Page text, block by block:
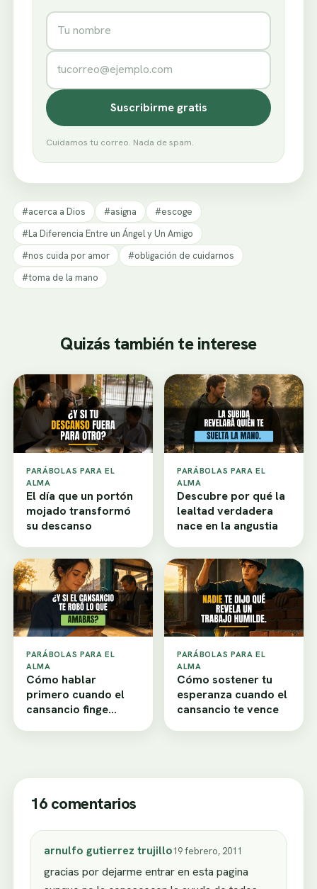
Nombre
Correo electrónico
Suscribirme gratis
Cuidamos tu correo. Nada de spam.
#acerca a Dios #asigna
#escoge
#La Diferencia Entre un Ángel y Un Amigo
#nos cuida por amor
#obligación de cuidarnos
#toma de la mano
Quizás también te interese
PARÁBOLAS PARA EL
ALMA
El día que un portón
mojado transformó
su descanso
PARÁBOLAS PARA EL
ALMA
Descubre por qué la
lealtad verdadera
nace en la angustia
PARÁBOLAS PARA EL
ALMA
Cómo hablar
primero cuando el
cansancio finge
PARÁBOLAS PARA EL
ALMA
Cómo sostener tu
esperanza cuando el
cansancio te vence
16 comentarios
arnulfo gutierrez trujillo19 febrero, 2011
gracias por dejarme entrar en esta pagina